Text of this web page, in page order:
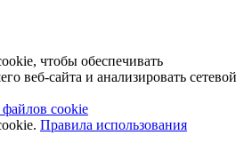
чтобы обеспечивать
веб-сайта и анализировать сетевой
cookie
Правила использования